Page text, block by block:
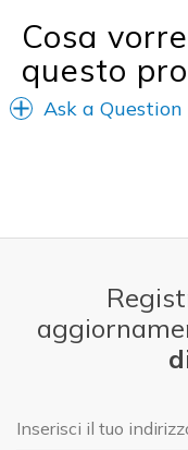
Cosa
questo
Ask a Question
E-mail